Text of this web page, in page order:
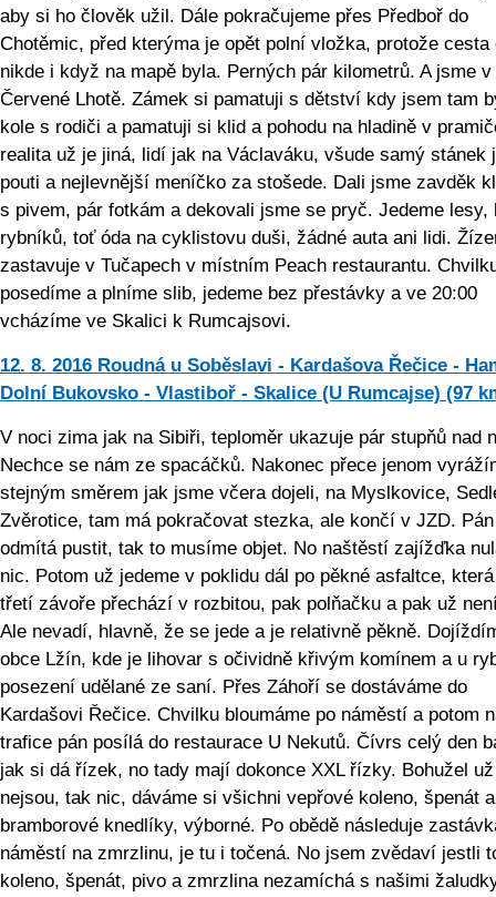
aby si ho člověk užil. Dále pokračujeme přes Předboř do
Chotěmic, před kterýma je opět polní vložka, protože cesta
nikde i když na mapě byla. Perných pár kilometrů. A jsme v
Červené Lhotě. Zámek si pamatuji s dětství kdy jsem tam
kole s rodiči a pamatuji si klid a pohodu na hladině v
realita už je jiná, lidí jak na Václaváku, všude samý stánek
pouti a nejlevnější meníčko za stošede. Dali jsme zavděk
s pivem, pár fotkám a dekovali jsme se pryč. Jedeme lesy,
rybníků, toť óda na cyklistovu duši, žádné auta ani lidi.
zastavuje v Tučapech v místním Peach restaurantu.
posedíme a plníme slib, jedeme bez přestávky a ve 20:00
vcházíme ve Skalici k Rumcajsovi.
12. 8. 2016 Roudná u Soběslavi - Kardašova Řečice -
Dolní Bukovsko - Vlastiboř - Skalice (U Rumcajse) (97
V noci zima jak na Sibiři, teploměr ukazuje pár stupňů nad
Nechce se nám ze spacáčků. Nakonec přece jenom
stejným směrem jak jsme včera dojeli, na Myslkovice,
Zvěrotice, tam má pokračovat stezka, ale končí v JZD.
odmítá pustit, tak to musíme objet. No naštěstí zajížďka
nic. Potom už jedeme v poklidu dál po pěkné asfaltce,
třetí závoře přechází v rozbitou, pak polňačku a pak už
Ale nevadí, hlavně, že se jede a je relativně pěkně.
obce Lžín, kde je lihovar s očividně křivým komínem a u
posezení udělané ze saní. Přes Záhoří se dostáváme do
Kardašovi Řečice. Chvilku bloumáme po náměstí a potom
trafice pán posílá do restaurace U Nekutů. Čívrs celý den
jak si dá řízek, no tady mají dokonce XXL řízky. Bohužel už
nejsou, tak nic, dáváme si všichni vepřové koleno, špenát a
bramborové knedlíky, výborné. Po obědě následuje
náměstí na zmrzlinu, je tu i točená. No jsem zvědaví jestli
koleno, špenát, pivo a zmrzlina nezamíchá s našimi